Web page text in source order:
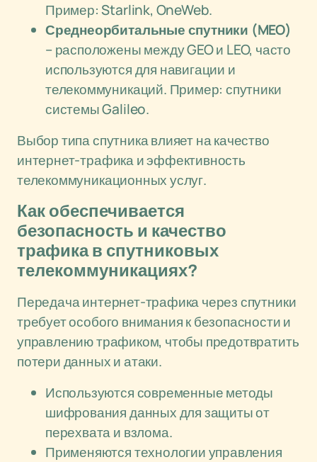
Пример: Starlink, OneWeb.
Среднеорбитальные спутники (MEO)
– расположены между GEO и LEO, часто
используются для навигации и
телекоммуникаций. Пример: спутники
системы Galileo.
Выбор типа спутника влияет на качество
интернет-трафика и эффективность
телекоммуникационных услуг.
Как обеспечивается
безопасность и качество
трафика в спутниковых
телекоммуникациях?
Передача интернет-трафика через спутники
требует особого внимания к безопасности и
управлению трафиком, чтобы предотвратить
потери данных и атаки.
Используются современные методы
шифрования данных для защиты от
перехвата и взлома.
Применяются технологии управления